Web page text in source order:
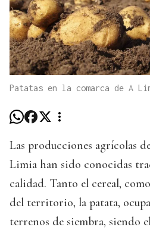
Patatas en la comarca de A
Las producciones agrícolas
Limia han sido conocidas
calidad. Tanto el cereal,
del territorio, la patata,
terrenos de siembra, siendo